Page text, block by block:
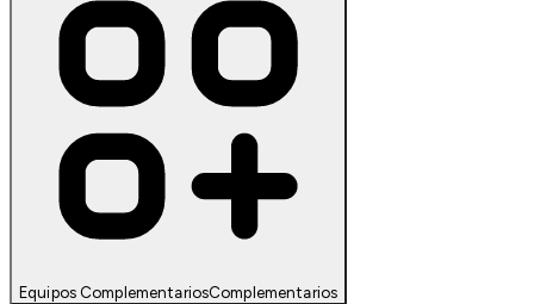
Equipos ComplementariosComplementarios